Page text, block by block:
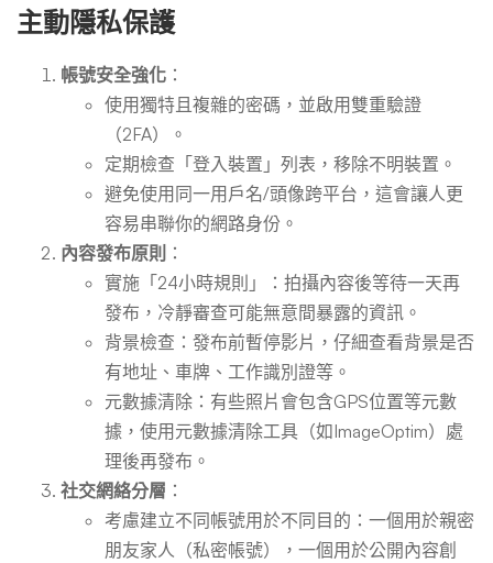
主動隱私保護
帳號安全強化 ：
使用獨特且複雜的密碼，並啟用雙重驗證
（2FA）。
定期檢查「登入裝置」列表，移除不明裝置。
避免使用同一用戶名/頭像跨平台，這會讓人更
容易串聯你的網路身份。
內容發布原則 ：
實施「24小時規則」：拍攝內容後等待一天再
發布，冷靜審查可能無意間暴露的資訊。
背景檢查：發布前暫停影片，仔細查看背景是否
有地址、車牌、工作識別證等。
元數據清除：有些照片會包含GPS位置等元數
據，使用元數據清除工具（如ImageOptim）處
理後再發布。
社交網絡分層 ：
考慮建立不同帳號用於不同目的：一個用於親密
朋友家人（私密帳號），一個用於公開內容創